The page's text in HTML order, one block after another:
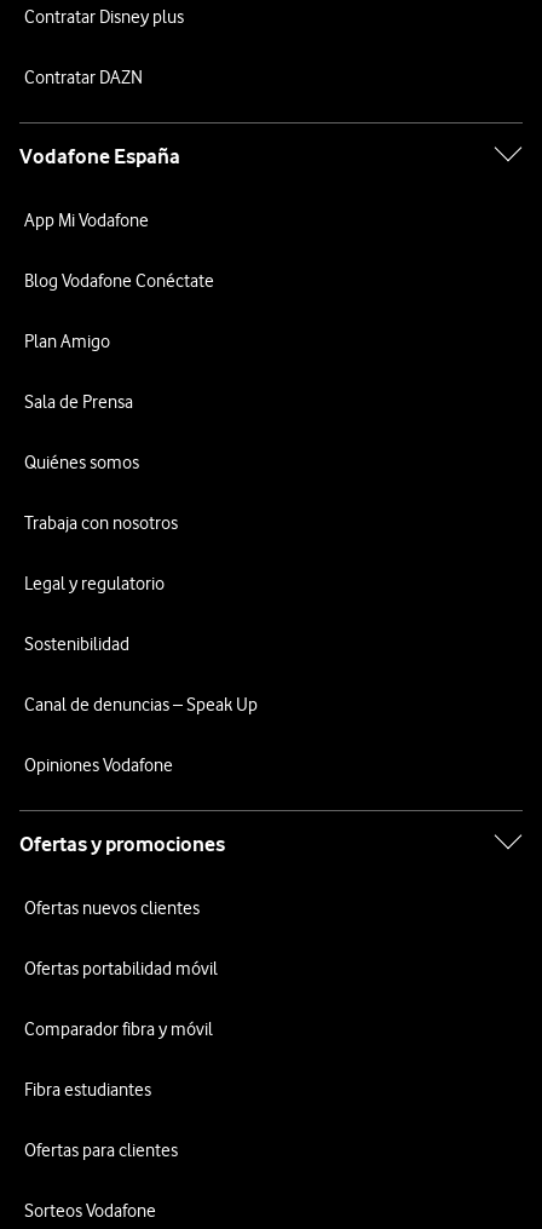
Contratar Disney plus
Contratar DAZN
Vodafone España
App Mi Vodafone
Blog Vodafone Conéctate
Plan Amigo
Sala de Prensa
Quiénes somos
Trabaja con nosotros
Legal y regulatorio
Sostenibilidad
Canal de denuncias – Speak Up
Opiniones Vodafone
Ofertas y promociones
Ofertas nuevos clientes
Ofertas portabilidad móvil
Comparador fibra y móvil
Fibra estudiantes
Ofertas para clientes
Sorteos Vodafone